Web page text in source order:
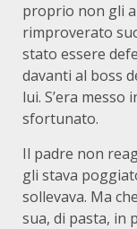
proprio non gli
rimproverato
stato essere
davanti al boss
lui. S’era messo
sfortunato.
Il padre non
gli stava
sollevava. Ma
sua, di pasta, in